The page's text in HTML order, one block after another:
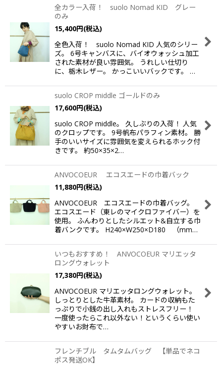
全カラー入荷！ suolo Nomad KID グレー
のみ
15,400円(税込)
全色入荷！ suolo Nomad KID 人気のシリー
ズ。 6号キャンバスに、バイオウォッシュ加工
された素材が良い雰囲気。 うれしい仕切り
に、栃木レザー。 かっこいいバックです。 …
suolo CROP middle ゴールドのみ
17,600円(税込)
suolo CROP middle。 久しぶりの入荷！ 人気
のクロップです。 9号帆布パラフィン素材。 勝
手のいいサイズに雰囲気を変えられるホック付
きです。 約50×35×2…
ANVOCOEUR エコスエードの巾着バック
11,880円(税込)
ANVOCOEUR エコスエードの巾着バッグ。
エコスエード（東レのマイクロファイバー）を
使用。 ふんわりとしたシルエット&自立する巾
着バンクです。 H240×W250×D180 （mm…
いつもおすすめ！ ANVOCOEUR マリエッタ
ロングウォレット
17,380円(税込)
ANVOCOEUR マリエッタロングウォレット。
しっとりとした牛革素材。 カードの収納もた
っぷりで小銭の出し入れもストレスフリー！
一度使ったらこれ以外ない！というくらい使い
やすいお財布で…
フレンチブル タムタムバッグ 【単品でネコ
ポス発送OK】